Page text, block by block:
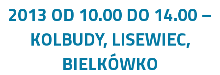
2013 OD 10.00 DO 14.00 –
KOLBUDY, LISEWIEC,
BIELKÓWKO